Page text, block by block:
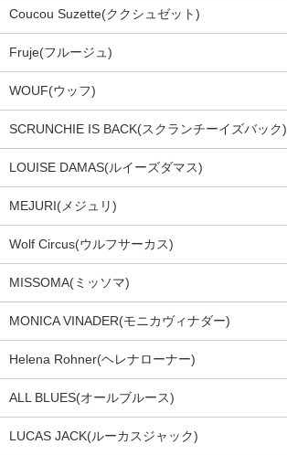
Coucou Suzette(ククシュゼット)
Fruje(フルージュ)
WOUF(ウッフ)
SCRUNCHIE IS BACK(スクランチーイズバック)
LOUISE DAMAS(ルイーズダマス)
MEJURI(メジュリ)
Wolf Circus(ウルフサーカス)
MISSOMA(ミッソマ)
MONICA VINADER(モニカヴィナダー)
Helena Rohner(ヘレナローナー)
ALL BLUES(オールブルース)
LUCAS JACK(ルーカスジャック)